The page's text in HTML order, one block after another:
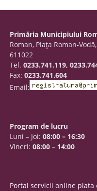
Primăria Municipiului
Roman, Piaţa Roman-
611022
Tel. 0233.741.119,
Fax: 0233.741.604
Email:
Program de lucru
Luni – Joi: 08:00 – 16:30
Vineri: 08:00 – 14:00
Portal servicii online plata